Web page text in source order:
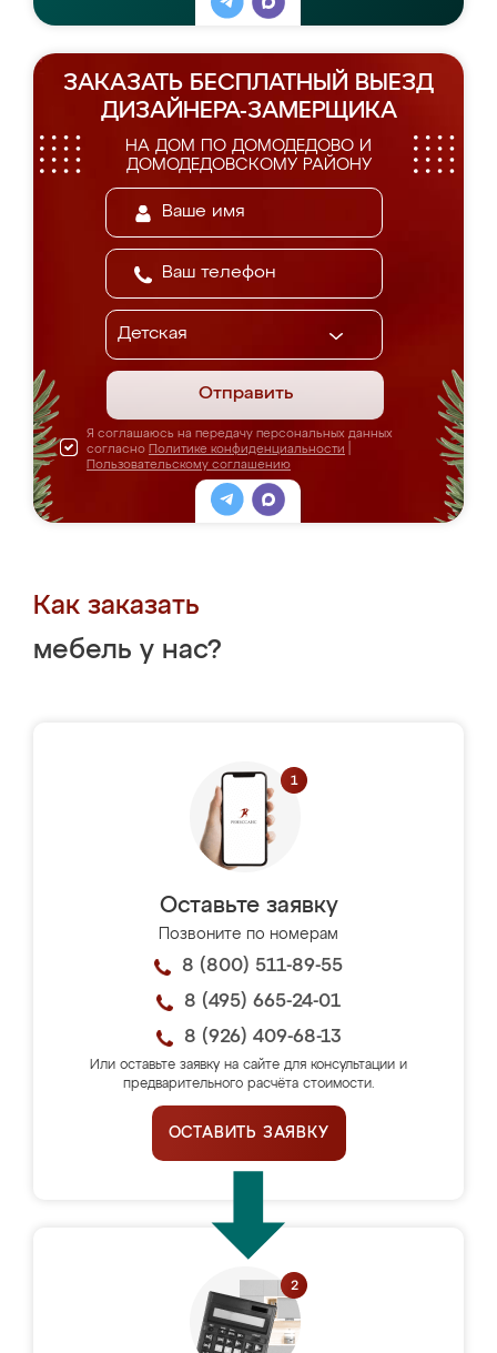
ЗАКАЗАТЬ БЕСПЛАТНЫЙ ВЫЕЗД
ДИЗАЙНЕРА-ЗАМЕРЩИКА
НА ДОМ ПО ДОМОДЕДОВО И
ДОМОДЕДОВСКОМУ РАЙОНУ
Отправить
Я соглашаюсь на передачу персональных данных
согласно Политике конфиденциальности
Пользовательскому соглашению
Как заказать
мебель у нас?
Оставьте заявку
Позвоните по номерам
8 (800) 511-89-55
8 (495) 665-24-01
8 (926) 409-68-13
Или оставьте заявку на сайте для консультации и
предварительного расчёта стоимости.
ОСТАВИТЬ ЗАЯВКУ